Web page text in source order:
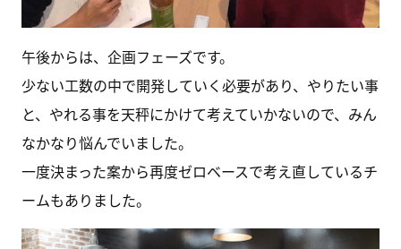
午後からは、企画フェーズです。
少ない工数の中で開発していく必要があり、やりたい事
と、やれる事を天秤にかけて考えていかないので、みん
なかなり悩んでいました。
一度決まった案から再度ゼロベースで考え直しているチ
ームもありました。